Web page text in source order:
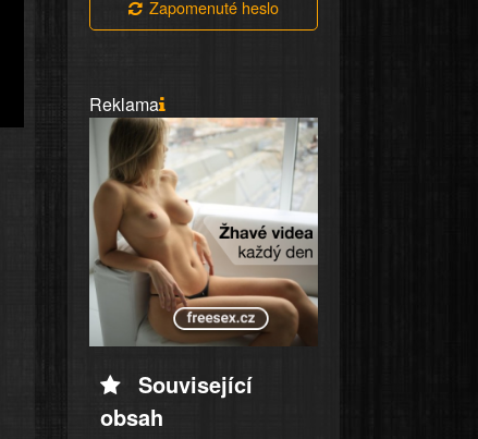
Zapomenuté heslo
Reklama
Související
obsah